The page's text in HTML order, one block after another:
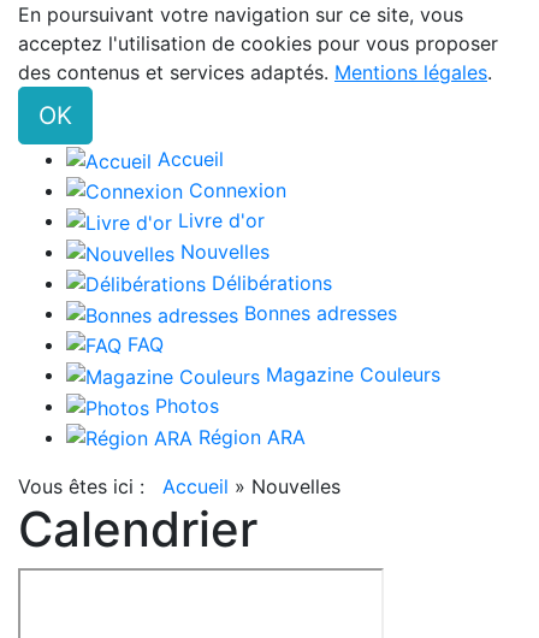
En poursuivant votre navigation sur ce site, vous
acceptez l'utilisation de cookies pour vous proposer
des contenus et services adaptés. Mentions légales.
OK
Accueil
Connexion
Livre d'or
Nouvelles
Délibérations
Bonnes adresses
FAQ
Magazine Couleurs
Photos
Région ARA
Vous êtes ici : Accueil » Nouvelles
Calendrier